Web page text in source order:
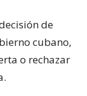
de
cubano,
o rechazar